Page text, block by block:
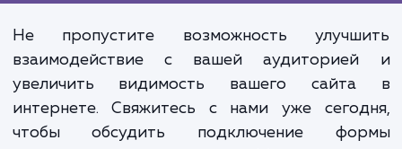
Подключение
комментирования на сайт - это
просто добавление еще